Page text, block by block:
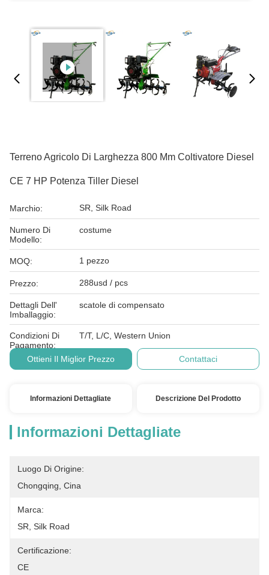
Terreno Agricolo Di Larghezza 800 Mm Coltivatore Diesel
CE 7 HP Potenza Tiller Diesel
Marchio: SR, Silk Road
Numero Di
Modello:
costume
MOQ: 1 pezzo
Prezzo: 288usd / pcs
Dettagli Dell'
Imballaggio:
scatole di compensato
Condizioni Di
Pagamento:
T/T, L/C, Western Union
Ottieni Il Miglior Prezzo Contattaci
Informazioni Dettagliate Descrizione Del Prodotto
Informazioni Dettagliate
Luogo Di Origine:
Chongqing, Cina
Marca:
SR, Silk Road
Certificazione:
CE